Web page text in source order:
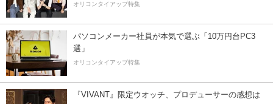
オリコンタイアップ特集
パソコンメーカー社員が本気で選ぶ「10万円台PC3
選」
オリコンタイアップ特集
『VIVANT』限定ウオッチ、プロデューサーの感想は